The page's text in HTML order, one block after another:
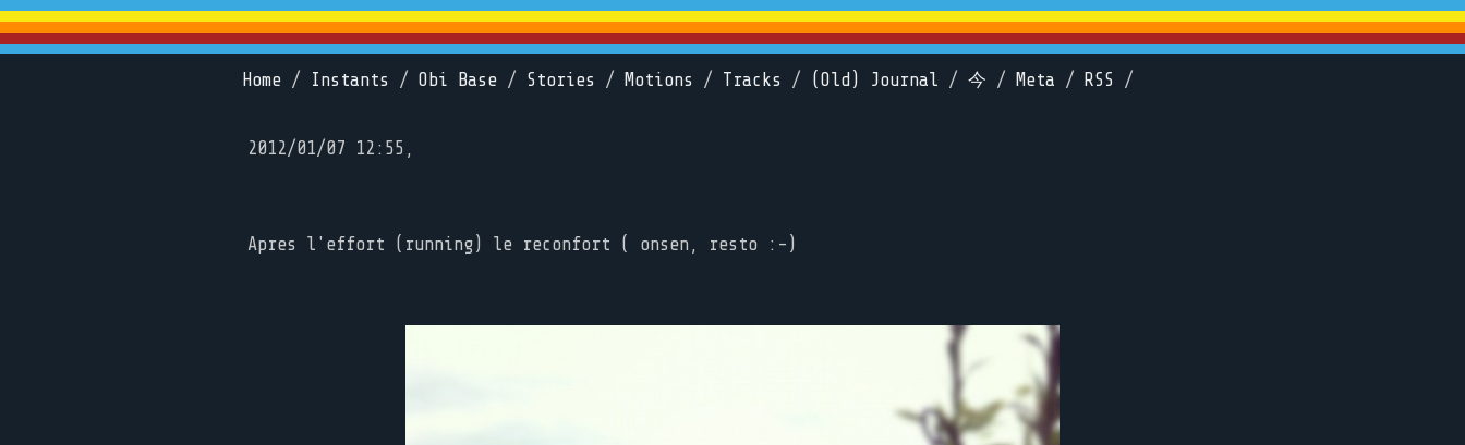
Home / Instants / Obi Base / Stories / Motions / Tracks / (Old) Journal / 今 / Meta / RSS /
2012/01/07 12:55,
Apres l'effort (running) le reconfort ( onsen, resto :-)